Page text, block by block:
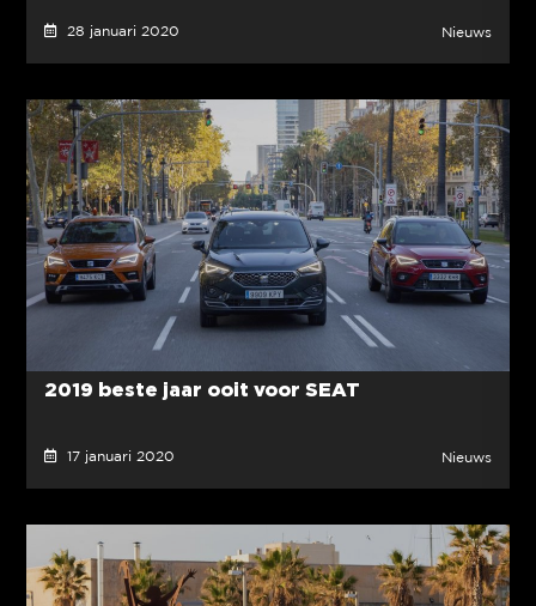
28 januari 2020 Nieuws
2019 beste jaar ooit voor SEAT
17 januari 2020 Nieuws